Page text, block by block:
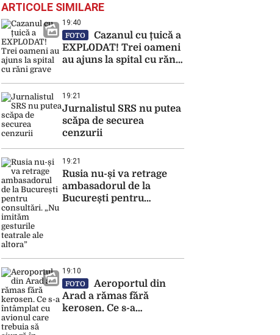
ARTICOLE SIMILARE
19:40
FOTO
Cazanul cu țuică a
EXPL0DAT! Trei oameni
au ajuns la spital cu răni
19:21
Jurnalistul SRS nu putea
scăpa de securea
cenzurii
19:21
Rusia nu-și va retrage
ambasadorul de la
București pentru
19:10
FOTO
Aeroportul din
Arad a rămas fără
kerosen. Ce s-a